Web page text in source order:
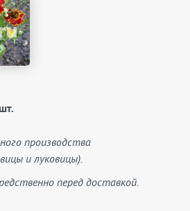
производства
и луковицы).
перед доставкой.